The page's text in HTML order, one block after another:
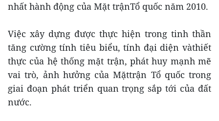
nhất hành động của Mặt trậnTổ quốc năm 2010.
Việc xây dựng được thực hiện trong tinh thần
tăng cường tính tiêu biểu, tính đại diện vàthiết
thực của hệ thống mặt trận, phát huy mạnh mẽ
vai trò, ảnh hưởng của Mặttrận Tổ quốc trong
giai đoạn phát triển quan trọng sắp tới của đất
nước.